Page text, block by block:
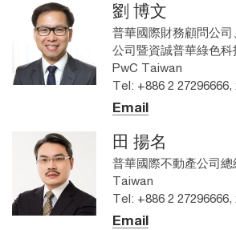
劉 博文
普華國際財務顧問公
公司暨資誠普華綠色
PwC Taiwan
Tel: +886 2 27296666,
Email
田 揚名
普華國際不動產公司總
Taiwan
Tel: +886 2 27296666,
Email